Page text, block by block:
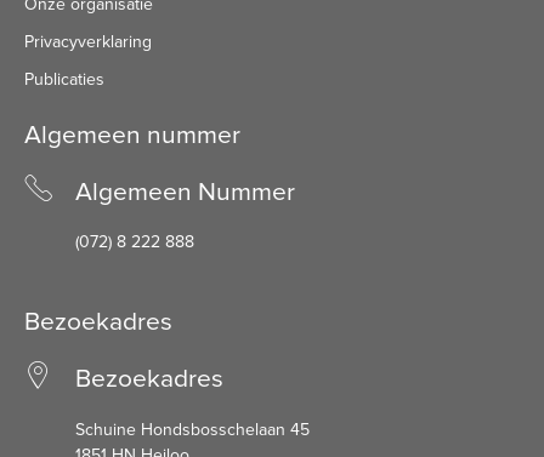
Onze organisatie
Privacyverklaring
Publicaties
Algemeen nummer
Algemeen Nummer
(072) 8 222 888
Bezoekadres
Bezoekadres
Schuine Hondsbosschelaan 45